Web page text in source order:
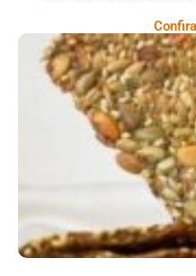
Comer Bem: